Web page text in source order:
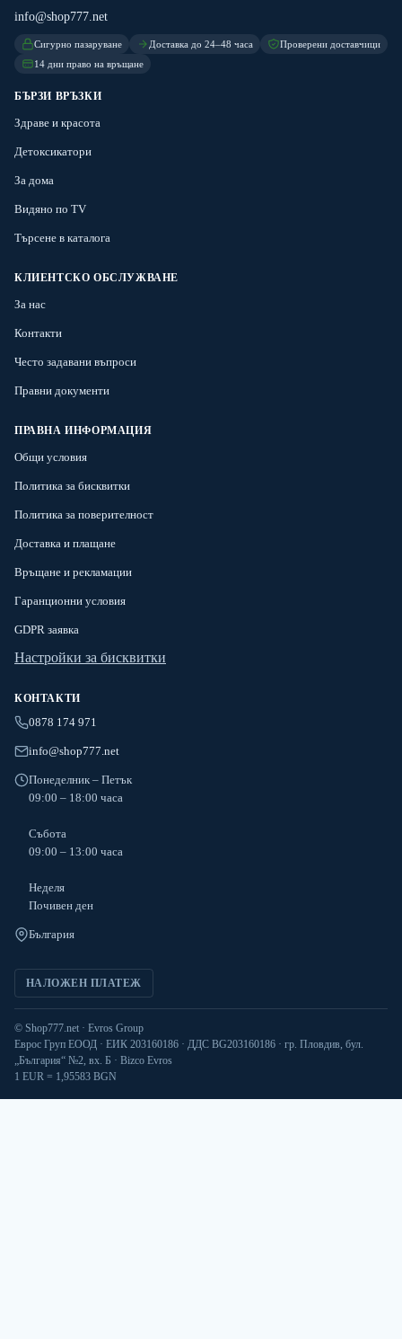
info@shop777.net
Сигурно пазаруване Доставка до 24–48 часа
Проверени доставчици
14 дни право на връщане
БЪРЗИ ВРЪЗКИ
Здраве и красота
Детоксикатори
За дома
Видяно по TV
Търсене в каталога
КЛИЕНТСКО ОБСЛУЖВАНЕ
За нас
Контакти
Често задавани въпроси
Правни документи
ПРАВНА ИНФОРМАЦИЯ
Общи условия
Политика за бисквитки
Политика за поверителност
Доставка и плащане
Връщане и рекламации
Гаранционни условия
GDPR заявка
Настройки за бисквитки
КОНТАКТИ
0878 174 971
info@shop777.net
Понеделник – Петък
09:00 – 18:00 часа
Събота
09:00 – 13:00 часа
Неделя
Почивен ден
България
НАЛОЖЕН ПЛАТЕЖ
© Shop777.net · Evros Group
Еврос Груп ЕООД · ЕИК 203160186 · ДДС BG203160186 · гр. Пловдив, бул.
„България“ №2, вх. Б · Bizco Evros
1 EUR = 1,95583 BGN